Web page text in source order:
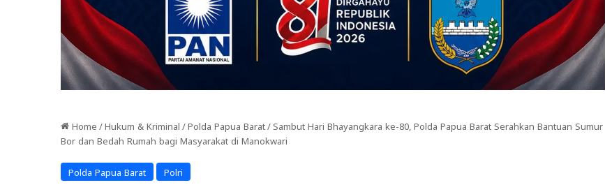
Home / Hukum & Kriminal / Polda Papua Barat / Sambut Hari Bhayangkara ke-80, Polda Papua Barat Serahkan Bantuan Sumur
Bor dan Bedah Rumah bagi Masyarakat di Manokwari
Polda Papua Barat Polri